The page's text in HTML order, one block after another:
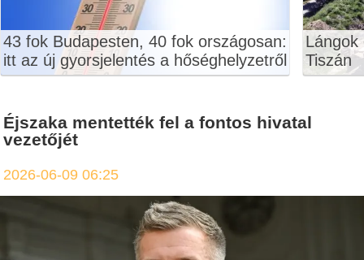
43 fok Budapesten, 40 fok országosan:
itt az új gyorsjelentés a hőséghelyzetről
Lángok
Tiszán
Éjszaka mentették fel a fontos hivatal
vezetőjét
2026-06-09 06:25